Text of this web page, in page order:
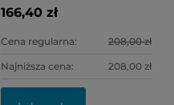
166,40 zł
Cena regularna: 208,00 zł
Najniższa cena: 208,00 zł